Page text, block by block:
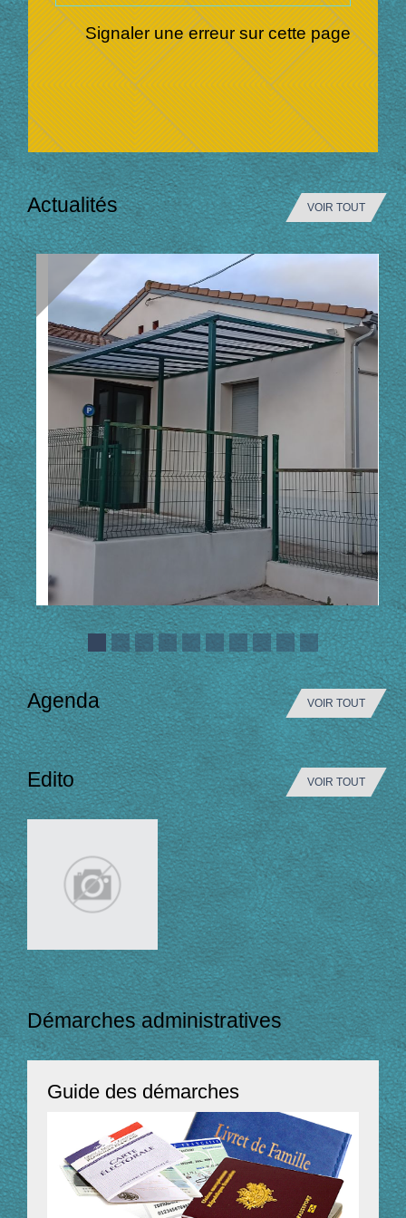
Signaler une erreur sur cette page
Actualités VOIR TOUT
Agenda VOIR TOUT
Edito VOIR TOUT
Démarches administratives
Guide des démarches